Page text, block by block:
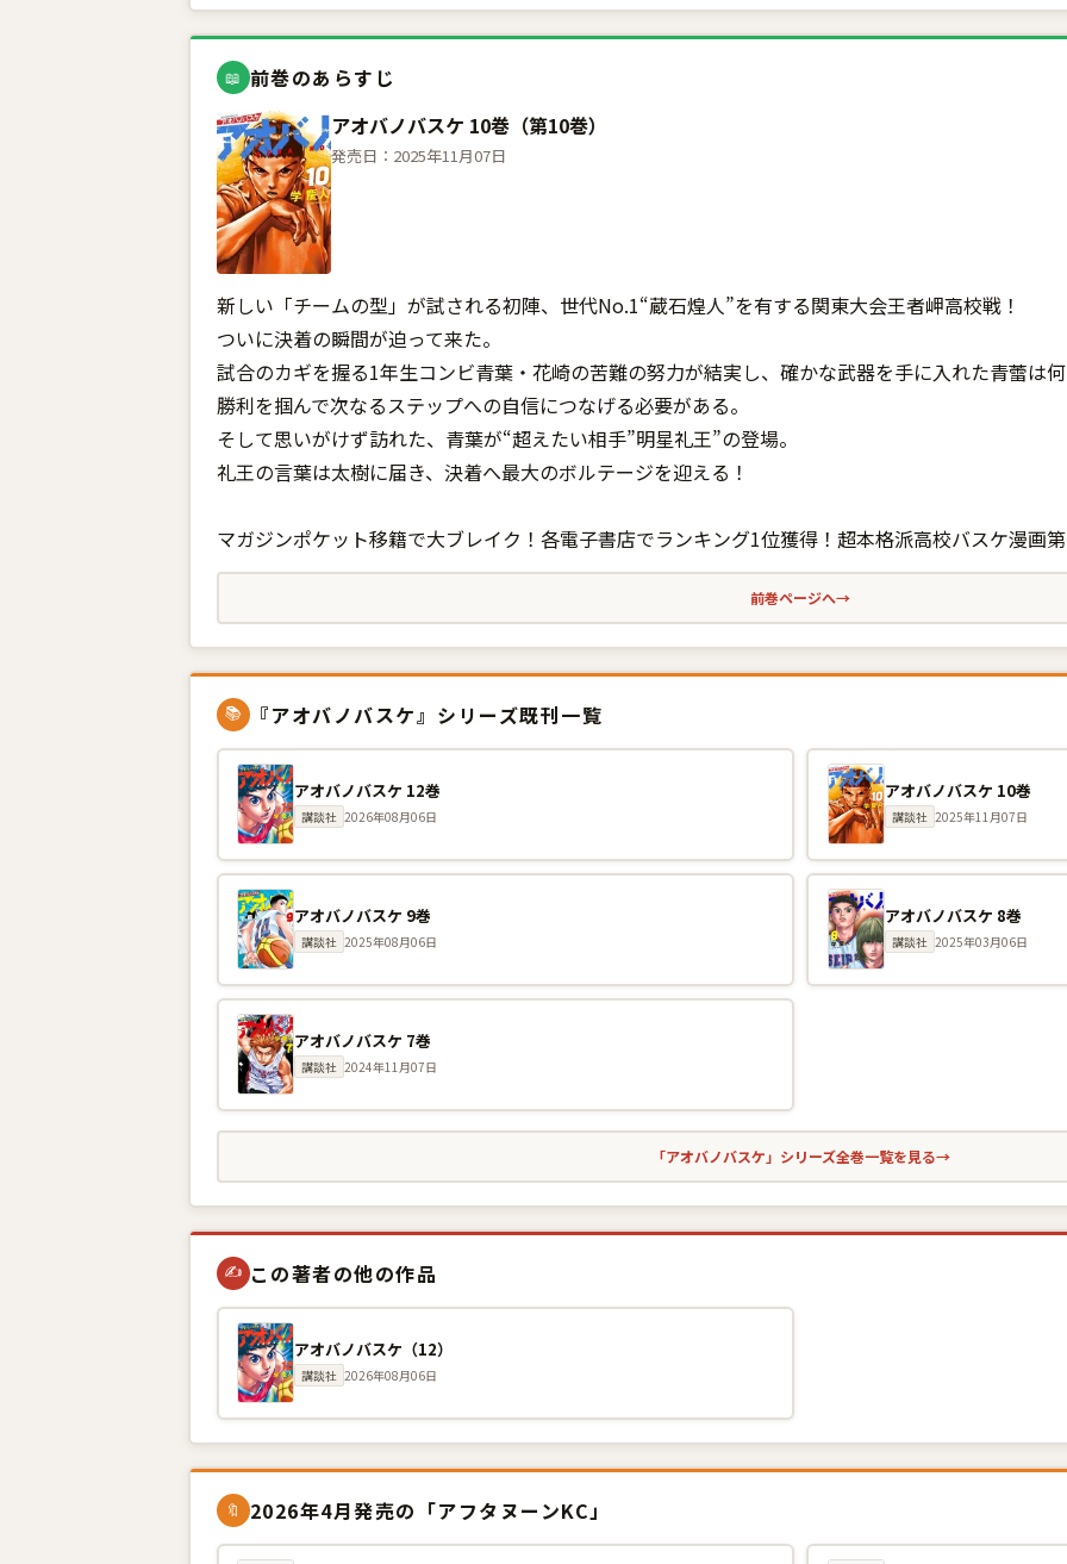
📖 前巻のあらすじ
アオバノバスケ 10巻（第10巻）
発売日：2025年11月07日
新しい「チームの型」が試される初陣、世代No.1“蔵石煌人”を有する関東大会王者岬高校戦！
ついに決着の瞬間が迫って来た。
試合のカギを握る1年生コンビ青葉・花崎の苦難の努力が結実し、確かな武器を手に入れた青蕾は
勝利を掴んで次なるステップへの自信につなげる必要がある。
そして思いがけず訪れた、青葉が“超えたい相手”明星礼王”の登場。
礼王の言葉は太樹に届き、決着へ最大のボルテージを迎える！
マガジンポケット移籍で大ブレイク！各電子書店でランキング1位獲得！超本格派高校バスケ漫画
前巻ページへ→
📚 『アオバノバスケ』シリーズ既刊一覧
アオバノバスケ 12巻
講談社 2026年08月06日
アオバノバスケ 10巻
講談社 2025年11月07日
アオバノバスケ 9巻
講談社 2025年08月06日
アオバノバスケ 8巻
講談社 2025年03月06日
アオバノバスケ 7巻
講談社 2024年11月07日
「アオバノバスケ」シリーズ全巻一覧を見る→
✍ この著者の他の作品
アオバノバスケ（12）
講談社 2026年08月06日
🔖 2026年4月発売の「アフタヌーンKC」